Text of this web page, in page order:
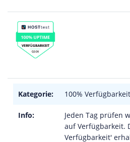
Kategorie: 100% Verfügbarkeit
Info:
Jeden Tag prüfen
auf Verfügbarkeit.
Verfügbarkeit'